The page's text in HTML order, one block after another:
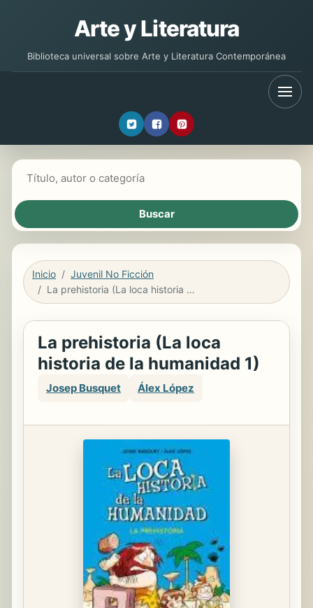
Arte y Literatura
Biblioteca universal sobre Arte y Literatura Contemporánea
Inicio
Juvenil No Ficción
La prehistoria (La loca historia de la humanidad 1)
La prehistoria (La loca
historia de la humanidad 1)
Josep Busquet Álex López